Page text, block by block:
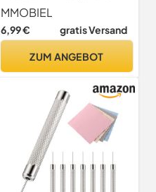
Karten, Ausbauwerkzeug
kompatibel mit iPhone:
iPad Samsung, Xiaomi,
usw.
MMOBIEL
6,99 € gratis Versand
ZUM ANGEBOT